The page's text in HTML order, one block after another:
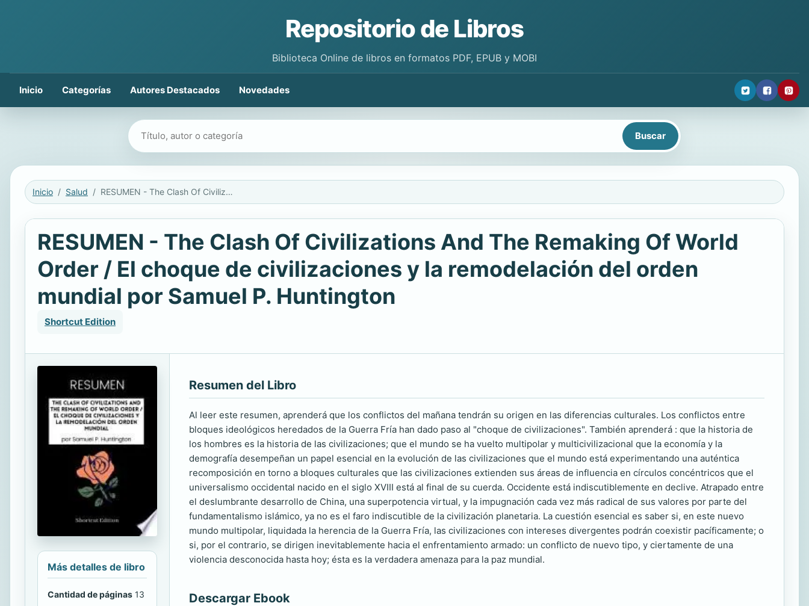
Repositorio de Libros
Biblioteca Online de libros en formatos PDF, EPUB y MOBI
Inicio Categorías Autores Destacados Novedades
Buscar libros
Inicio Salud RESUMEN - The Clash Of Civilizations And The Remaking Of World Order / El choque de civilizaciones y la remodelación del orden mundial por Samuel P. Huntington
RESUMEN - The Clash Of Civilizations And The Remaking Of World
Order / El choque de civilizaciones y la remodelación del orden
mundial por Samuel P. Huntington
Shortcut Edition
Más detalles de libro
Cantidad de páginas 13
Resumen del Libro
Al leer este resumen, aprenderá que los conflictos del mañana tendrán su origen en las diferencias culturales. Los conflictos entre
bloques ideológicos heredados de la Guerra Fría han dado paso al "choque de civilizaciones". También aprenderá : que la historia de
los hombres es la historia de las civilizaciones; que el mundo se ha vuelto multipolar y multicivilizacional que la economía y la
demografía desempeñan un papel esencial en la evolución de las civilizaciones que el mundo está experimentando una auténtica
recomposición en torno a bloques culturales que las civilizaciones extienden sus áreas de influencia en círculos concéntricos que el
universalismo occidental nacido en el siglo XVIII está al final de su cuerda. Occidente está indiscutiblemente en declive. Atrapado entre
el deslumbrante desarrollo de China, una superpotencia virtual, y la impugnación cada vez más radical de sus valores por parte del
fundamentalismo islámico, ya no es el faro indiscutible de la civilización planetaria. La cuestión esencial es saber si, en este nuevo
mundo multipolar, liquidada la herencia de la Guerra Fría, las civilizaciones con intereses divergentes podrán coexistir pacíficamente; o
si, por el contrario, se dirigen inevitablemente hacia el enfrentamiento armado: un conflicto de nuevo tipo, y ciertamente de una
violencia desconocida hasta hoy; ésta es la verdadera amenaza para la paz mundial.
Descargar Ebook